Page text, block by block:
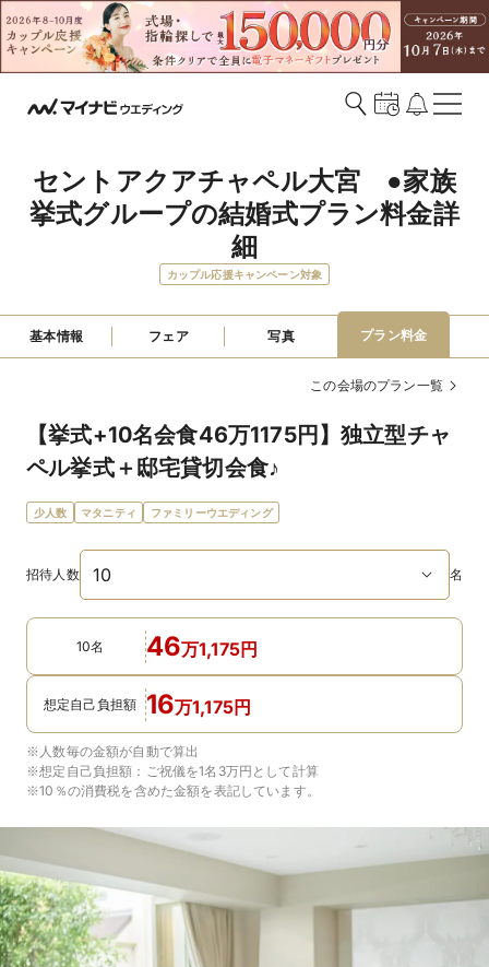
セントアクアチャペル大宮　●家族
挙式グループの結婚式プラン料金詳
細
カップル応援キャンペーン対象
基本情報 フェア 写真 プラン料金
この会場のプラン一覧
【挙式+10名会食46万1175円】独立型チャ
ペル挙式＋邸宅貸切会食♪
少人数 マタニティ ファミリーウエディング
招待人数 名
10名 46万1,175円
想定自己負担額 16万1,175円
※人数毎の金額が自動で算出
※想定自己負担額： ご祝儀を1名3万円 として計算
※10％の消費税を含めた金額を表記しています。